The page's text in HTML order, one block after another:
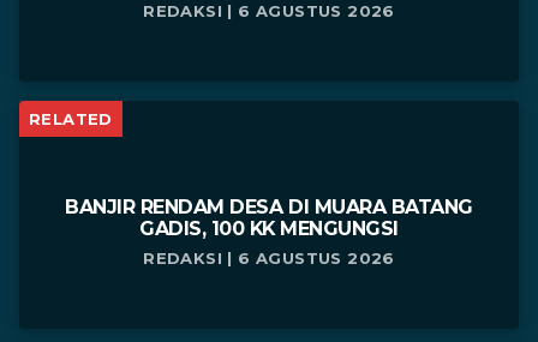
REDAKSI | 6 AGUSTUS 2026
RELATED
BANJIR RENDAM DESA DI MUARA BATANG
GADIS, 100 KK MENGUNGSI
REDAKSI | 6 AGUSTUS 2026